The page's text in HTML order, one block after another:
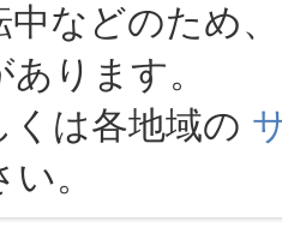
などのため
ります。
は各地域の
。